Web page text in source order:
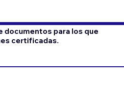
documentos para los que
certificadas.